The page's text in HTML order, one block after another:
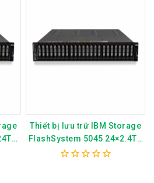
Thiết bị lưu trữ IBM Storage
FlashSystem 5045 24×2.4TB
SFF Control Enclosure 4680-